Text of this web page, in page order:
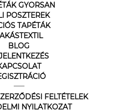
GYORSAN
POSZTEREK
TAPÉTÁK
BLOG
FELTÉTELEK
NYILATKOZAT